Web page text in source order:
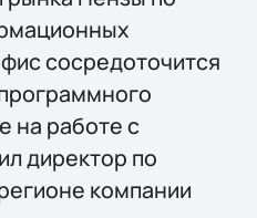
сосредоточится
на работе с
директор по
компании